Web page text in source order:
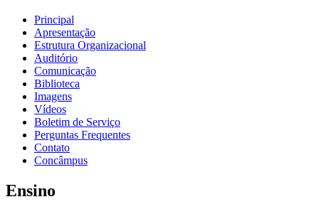
Principal
Apresentação
Estrutura Organizacional
Auditório
Comunicação
Biblioteca
Imagens
Vídeos
Boletim de Serviço
Perguntas Frequentes
Contato
Concâmpus
Ensino